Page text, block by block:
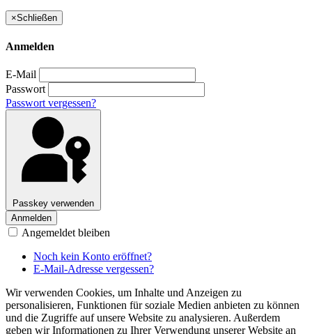
×Schließen
Anmelden
E-Mail
Passwort
Passwort vergessen?
Passkey verwenden
Anmelden
Angemeldet bleiben
Noch kein Konto eröffnet?
E-Mail-Adresse vergessen?
Wir verwenden Cookies, um Inhalte und Anzeigen zu
personalisieren, Funktionen für soziale Medien anbieten zu können
und die Zugriffe auf unsere Website zu analysieren. Außerdem
geben wir Informationen zu Ihrer Verwendung unserer Website an